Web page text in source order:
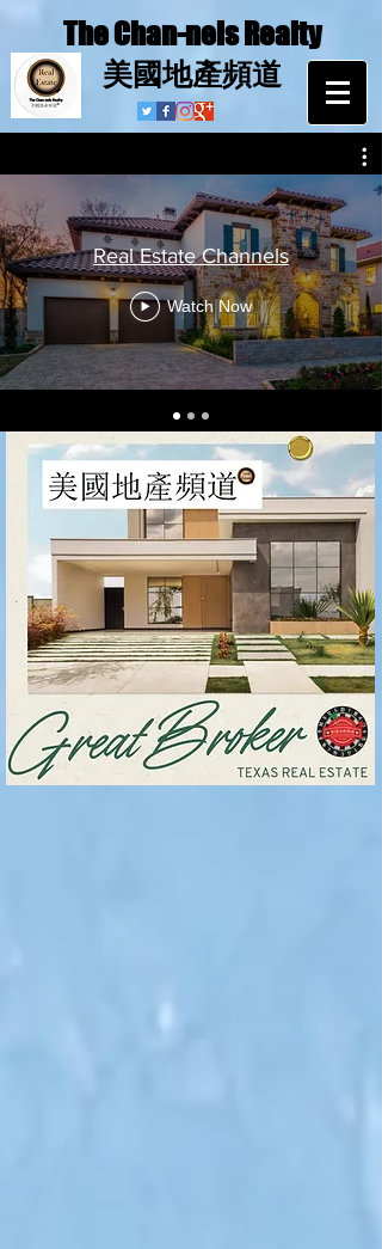
The Chan-nels Realty
​美國地產頻道
Real Estate Channels
Watch Now